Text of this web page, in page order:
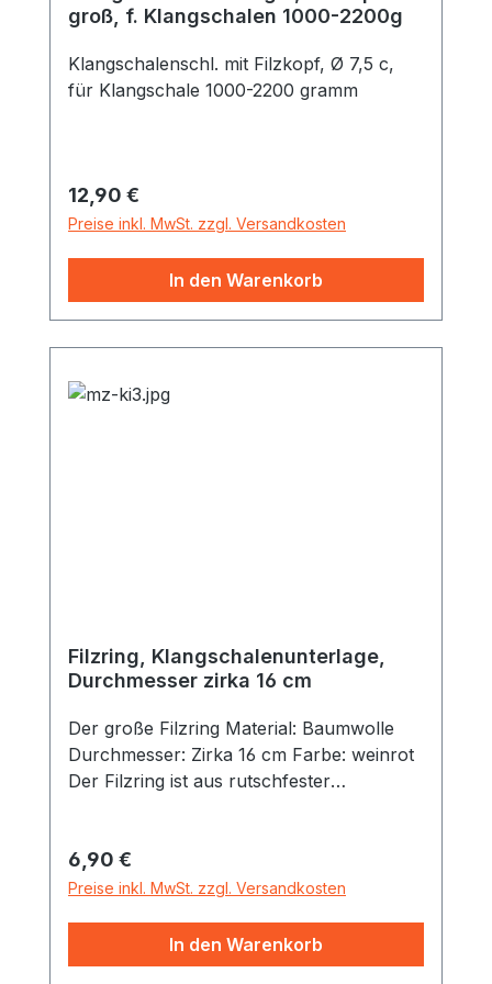
groß, f. Klangschalen 1000-2200g
Klangschalenschl. mit Filzkopf, Ø 7,5 c,
für Klangschale 1000-2200 gramm
Regulärer Preis:
12,90 €
Preise inkl. MwSt. zzgl. Versandkosten
In den Warenkorb
Filzring, Klangschalenunterlage,
Durchmesser zirka 16 cm
Der große Filzring Material: Baumwolle
Durchmesser: Zirka 16 cm Farbe: weinrot
Der Filzring ist aus rutschfester
dafür, dass die Klangschale stets an Ort
und Stelle bleibt.Dieser Filzring ist auch
Regulärer Preis:
6,90 €
Preise inkl. MwSt. zzgl. Versandkosten
In den Warenkorb